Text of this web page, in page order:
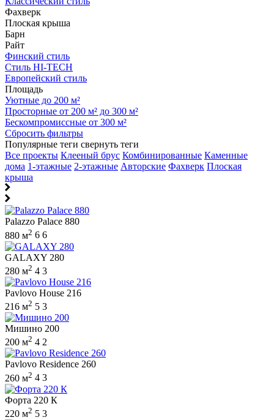
Фахверк
Плоская крыша
Барн
Райт
Финский стиль
Стиль HI-TECH
Европейский стиль
Площадь
Уютные до 200 м²
Просторные от 200 м² до 300 м²
Бескомпромиссные от 300 м²
Сбросить фильтры
Популярные теги свернуть теги
Все проекты Клееный брус Комбинированные Каменные
дома 1-этажные 2-этажные Авторские Фахверк Плоская
крыша
Palazzo Palace 880
880 м2 6 6
GALAXY 280
280 м2 4 3
Pavlovo House 216
216 м2 5 3
Мишино 200
200 м2 4 2
Pavlovo Residence 260
260 м2 4 3
Форта 220 К
220 м2 5 3